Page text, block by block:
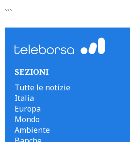
```
SEZIONI
Tutte le notizie
Italia
Europa
Mondo
Ambiente